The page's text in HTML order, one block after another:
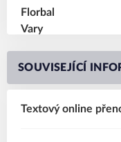
SOUVISEJÍCÍ
Textový online